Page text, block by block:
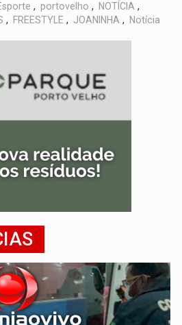
, portovelho , NOTÍCIA ,
, FREESTYLE , JOANINHA , Notícia